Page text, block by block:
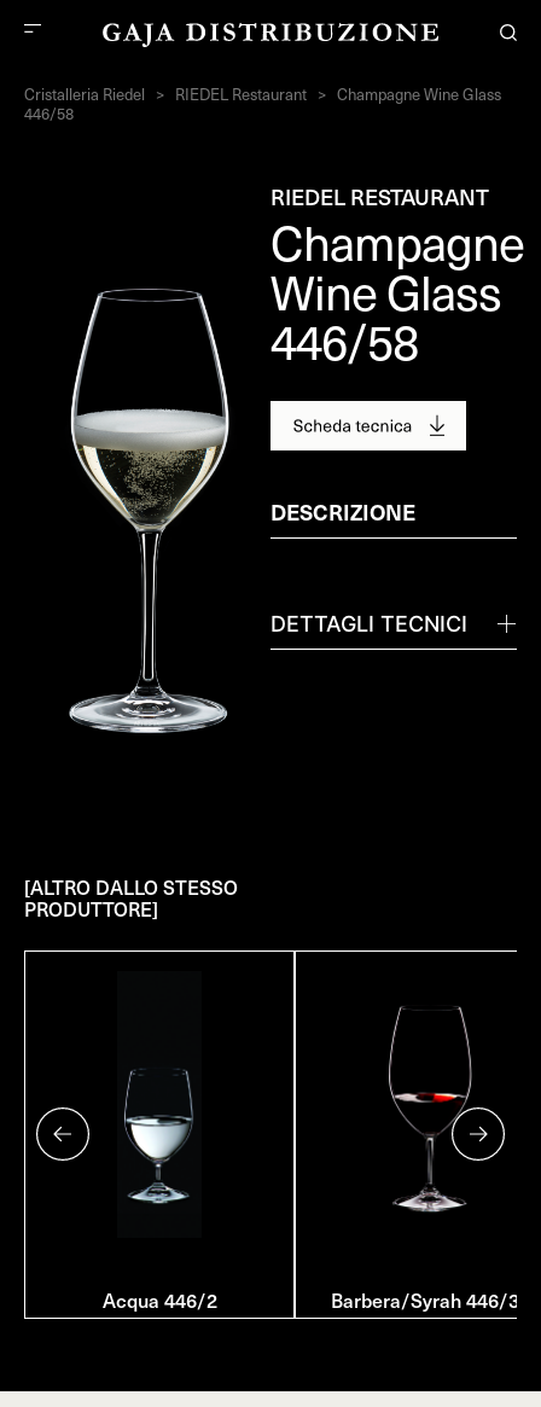
Cristalleria Riedel > RIEDEL Restaurant > Champagne Wine Glass
446/58
RIEDEL RESTAURANT
Champagne
Wine Glass
446/58
DESCRIZIONE
DETTAGLI TECNICI
[ALTRO DALLO STESSO
PRODUTTORE]
Acqua 446/2 Barbera/Syrah 446/30